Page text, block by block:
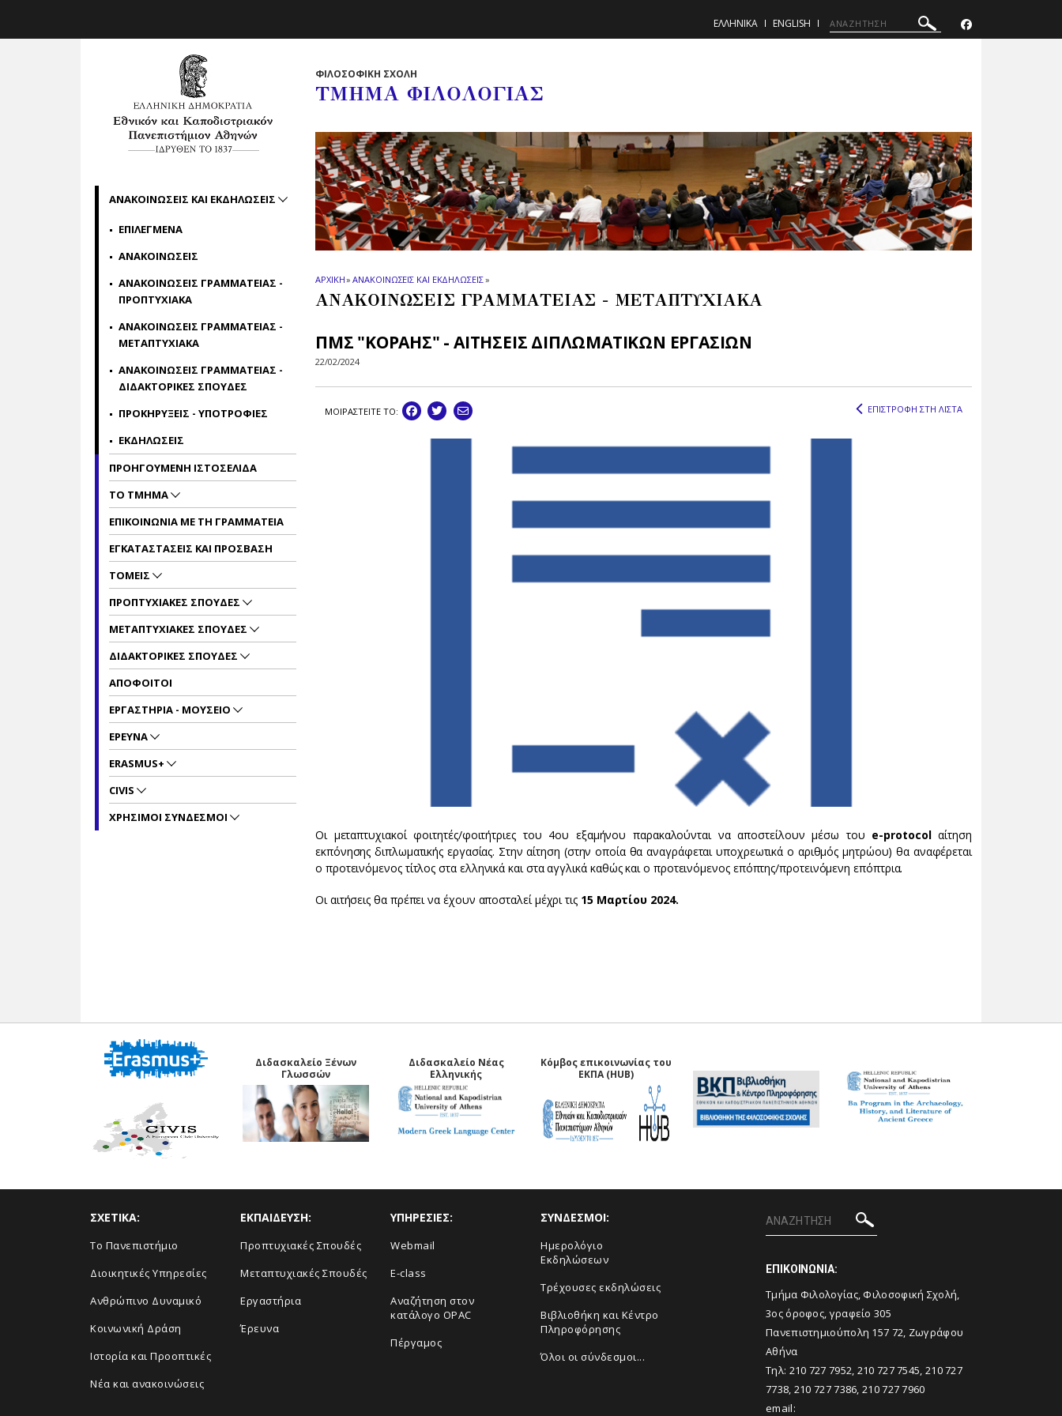
ΕΛΛΗΝΙΚΑ ENGLISH
ΦΙΛΟΣΟΦΙΚΗ ΣΧΟΛΗ
ΤΜΗΜΑ ΦΙΛΟΛΟΓΙΑΣ
ΑΡΧΙΚΗ» ΑΝΑΚΟΙΝΩΣΕΙΣ ΚΑΙ ΕΚΔΗΛΩΣΕΙΣ»
ΑΝΑΚΟΙΝΩΣΕΙΣ ΓΡΑΜΜΑΤΕΙΑΣ - ΜΕΤΑΠΤΥΧΙΑΚΑ
ΠΜΣ "ΚΟΡΑΗΣ" - ΑΙΤΗΣΕΙΣ ΔΙΠΛΩΜΑΤΙΚΩΝ ΕΡΓΑΣΙΩΝ
22/02/2024
ΜΟΙΡΑΣΤEIΤΕ ΤΟ: ΕΠΙΣΤΡΟΦΗ ΣΤΗ ΛΙΣΤΑ
Οι μεταπτυχιακοί φοιτητές/φοιτήτριες του 4ου εξαμήνου παρακαλούνται να αποστείλουν μέσω του e-protocolαίτηση
εκπόνησης διπλωματικής εργασίας. Στην αίτηση (στην οποία θα αναγράφεται υποχρεωτικά ο αριθμός μητρώου) θα αναφέρεται
ο προτεινόμενος τίτλος στα ελληνικά και στα αγγλικά καθώς και ο προτεινόμενος επόπτης/προτεινόμενη επόπτρια.
Οι αιτήσεις θα πρέπει να έχουν αποσταλεί μέχρι τις 15 Μαρτίου 2024.
ΑΝΑΚΟΙΝΩΣΕΙΣ ΚΑΙ ΕΚΔΗΛΩΣΕΙΣ
ΕΠΙΛΕΓΜΕΝΑ
ΑΝΑΚΟΙΝΩΣΕΙΣ
ΑΝΑΚΟΙΝΩΣΕΙΣ ΓΡΑΜΜΑΤΕΙΑΣ -
ΠΡΟΠΤΥΧΙΑΚΑ
ΑΝΑΚΟΙΝΩΣΕΙΣ ΓΡΑΜΜΑΤΕΙΑΣ -
ΜΕΤΑΠΤΥΧΙΑΚΑ
ΑΝΑΚΟΙΝΩΣΕΙΣ ΓΡΑΜΜΑΤΕΙΑΣ -
ΔΙΔΑΚΤΟΡΙΚΕΣ ΣΠΟΥΔΕΣ
ΠΡΟΚΗΡΥΞΕΙΣ - ΥΠΟΤΡΟΦΙΕΣ
ΕΚΔΗΛΩΣΕΙΣ
ΠΡΟΗΓΟΥΜΕΝΗ ΙΣΤΟΣΕΛΙΔΑ
ΤΟ ΤΜΗΜΑ
ΕΠΙΚΟΙΝΩΝΙΑ ΜΕ ΤΗ ΓΡΑΜΜΑΤΕΙΑ
ΕΓΚΑΤΑΣΤΑΣΕΙΣ ΚΑΙ ΠΡΟΣΒΑΣΗ
ΤΟΜΕΙΣ
ΠΡΟΠΤΥΧΙΑΚΕΣ ΣΠΟΥΔΕΣ
ΜΕΤΑΠΤΥΧΙΑΚΕΣ ΣΠΟΥΔΕΣ
ΔΙΔΑΚΤΟΡΙΚΕΣ ΣΠΟΥΔΕΣ
ΑΠΟΦΟΙΤΟΙ
ΕΡΓΑΣΤΗΡΙΑ - ΜΟΥΣΕΙΟ
ΕΡΕΥΝΑ
ERASMUS+
CIVIS
ΧΡΗΣΙΜΟΙ ΣΥΝΔΕΣΜΟΙ
Διδασκαλείο Ξένων
Γλωσσών
Διδασκαλείο Νέας
Ελληνικής
Κόμβος επικοινωνίας του
ΕΚΠΑ (HUB)
ΣΧΕΤΙΚΑ:
Το Πανεπιστήμιο
Διοικητικές Υπηρεσίες
Ανθρώπινο Δυναμικό
Κοινωνική Δράση
Ιστορία και Προοπτικές
Νέα και ανακοινώσεις
ΕΚΠΑΙΔΕΥΣΗ:
Προπτυχιακές Σπουδές
Μεταπτυχιακές Σπουδές
Εργαστήρια
Έρευνα
ΥΠΗΡΕΣΙΕΣ:
Webmail
E-class
Αναζήτηση στον
κατάλογο OPAC
Πέργαμος
ΣΥΝΔΕΣΜΟΙ:
Ημερολόγιο
Εκδηλώσεων
Τρέχουσες εκδηλώσεις
Βιβλιοθήκη και Κέντρο
Πληροφόρησης
Όλοι οι σύνδεσμοι...
ΕΠΙΚΟΙΝΩΝΙΑ:
Tμήμα Φιλολογίας, Φιλοσοφική Σχολή,
3ος όροφος, γραφείο 305
Πανεπιστημιούπολη 157 72, Ζωγράφου
Αθήνα
Τηλ: 210 727 7952, 210 727 7545, 210 727
7738, 210 727 7386, 210 727 7960
email: